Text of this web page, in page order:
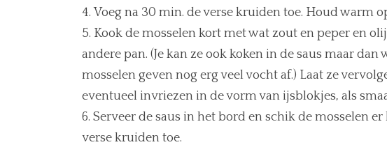
Voeg na 30 min. de verse kruiden toe. Houd warm
Kook de mosselen kort met wat zout en peper en
andere pan. (Je kan ze ook koken in de saus maar
mosselen geven nog erg veel vocht af.) Laat ze
eventueel invriezen in de vorm van ijsblokjes, als
Serveer de saus in het bord en schik de mosselen
verse kruiden toe.